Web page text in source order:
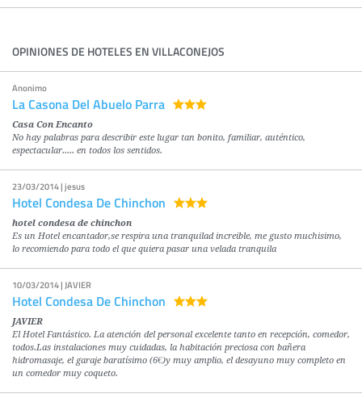
OPINIONES DE HOTELES EN VILLACONEJOS
Anonimo
La Casona Del Abuelo Parra
Casa Con Encanto
No hay palabras para describir este lugar tan bonito, familiar, auténtico,
espectacular..... en todos los sentidos.
23/03/2014 | jesus
Hotel Condesa De Chinchon
hotel condesa de chinchon
Es un Hotel encantador,se respira una tranquilad increible, me gusto muchisimo,
lo recomiendo para todo el que quiera pasar una velada tranquila
10/03/2014 | JAVIER
Hotel Condesa De Chinchon
JAVIER
El Hotel Fantástico. La atención del personal excelente tanto en recepción, comedor,
todos.Las instalaciones muy cuidadas, la habitación preciosa con bañera
hidromasaje, el garaje baratísimo (6€)y muy amplio, el desayuno muy completo en
un comedor muy coqueto.